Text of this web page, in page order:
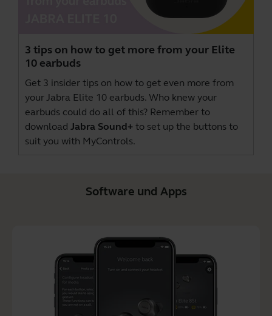
3 tips on how to get more from your Elite
10 earbuds
Get 3 insider tips on how to get even more from
your Jabra Elite 10 earbuds. Who knew your
earbuds could do all of this? Remember to
download Jabra Sound+ to set up the buttons to
suit you with MyControls.
Software und Apps